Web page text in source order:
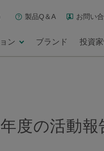
製品Q＆A お問い
ン ブランド 投資
度の活動報